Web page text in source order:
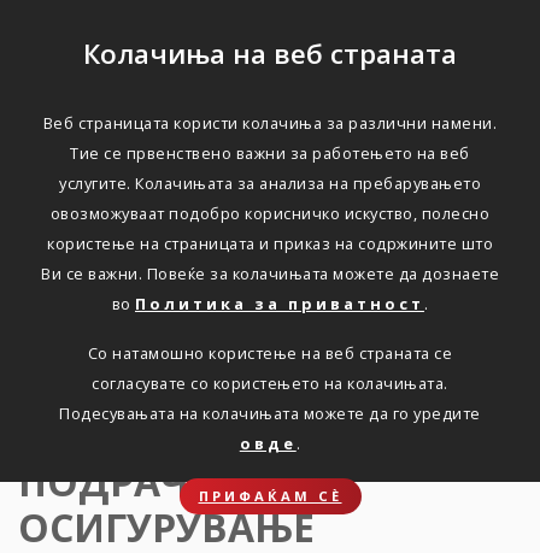
Колачиња на веб страната
Веб страницата користи колачиња за различни намени.
Тие се првенствено важни за работењето на веб
услугите. Колачињата за анализа на пребарувањето
овозможуваат подобро корисничко искуство, полесно
користење на страницата и приказ на содржините што
Ви се важни. Повеќе за колачињата можете да дознаете
во Политика за приватност .
Со натамошно користење на веб страната се
согласувате со користењето на колачињата.
Подесувањата на колачињата можете да го уредите
овде .
ПРИФАЌАМ СЀ
ЛИЧНИ ПОДАТОЦИ ВО ПОДРАЧЈЕТО НА
ОСИГУРУВАЊЕ
ЗАПОЗНАВАЊЕ СО
ИНФОРМАЦИИТЕ ВО
ВРСКА СО ОБРАБОТКА
НА ЛИЧНИТЕ
ПОДАТОЦИ ВО
ПОДРАЧЈЕТО НА
ОСИГУРУВАЊЕ